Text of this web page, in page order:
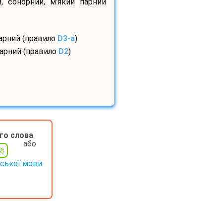
сонорний, м'який парний
(правило D3-а)
(правило D2)
слова
або
мови.